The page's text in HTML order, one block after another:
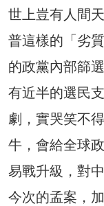
世上豈有人間
普這樣的「劣
的政黨內部篩
有近半的選民
劇，實哭笑不
牛，會給全球
易戰升級，對
今次的孟案，